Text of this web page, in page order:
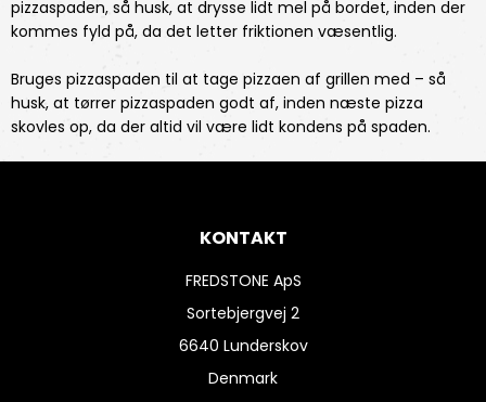
pizzaspaden, så husk, at drysse lidt mel på bordet, inden der
kommes fyld på, da det letter friktionen væsentlig.
Bruges pizzaspaden til at tage pizzaen af grillen med – så
husk, at tørrer pizzaspaden godt af, inden næste pizza
skovles op, da der altid vil være lidt kondens på spaden.
KONTAKT
FREDSTONE ApS
Sortebjergvej 2
6640 Lunderskov
Denmark